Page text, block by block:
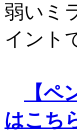
弱いミ
イント
【
はこち